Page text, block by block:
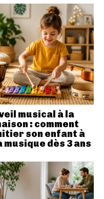
musical à la
: comment
son enfant à
musique dès 3 ans